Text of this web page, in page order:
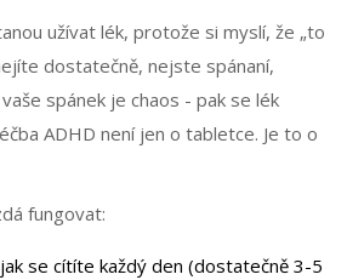
užívat lék, protože si myslí, že „to
dostatečně, nejste spánaní,
spánek je chaos - pak se lék
ADHD není jen o tabletce. Je to o
fungovat:
se cítíte každý den (dostatečně 3-5